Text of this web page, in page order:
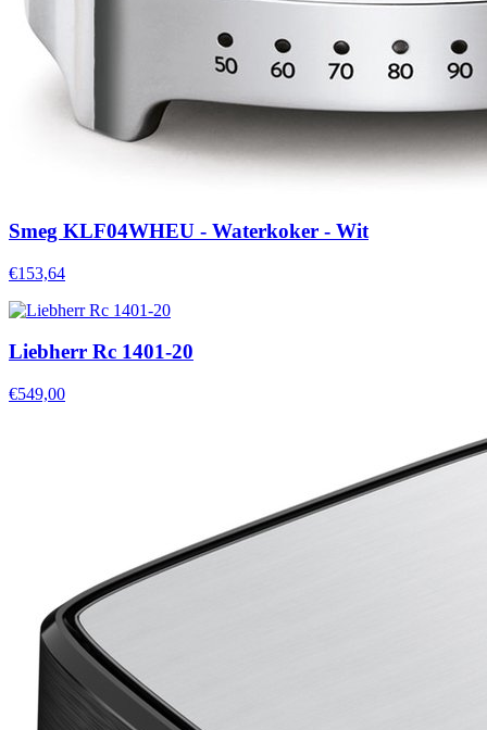
Smeg KLF04WHEU - Waterkoker - Wit
€153,64
Liebherr Rc 1401-20
€549,00